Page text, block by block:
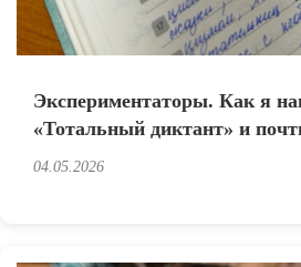
Экспериментаторы. Как я
«Тотальный диктант» и
04.05.2026